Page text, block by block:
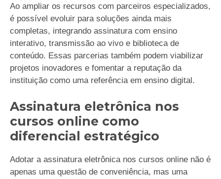
Ao ampliar os recursos com parceiros especializados,
é possível evoluir para soluções ainda mais
completas, integrando assinatura com ensino
interativo, transmissão ao vivo e biblioteca de
conteúdo. Essas parcerias também podem viabilizar
projetos inovadores e fomentar a reputação da
instituição como uma referência em ensino digital.
Assinatura eletrônica nos
cursos online como
diferencial estratégico
Adotar a assinatura eletrônica nos cursos online não é
apenas uma questão de conveniência, mas uma